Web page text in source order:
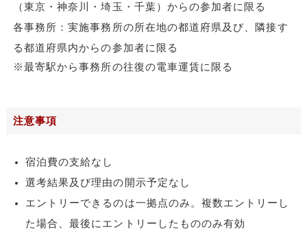
（東京・神奈川・埼玉・千葉）からの参加者に限る
各事務所：実施事務所の所在地の都道府県及び、隣接す
る都道府県内からの参加者に限る
※最寄駅から事務所の往復の電車運賃に限る
注意事項
宿泊費の支給なし
選考結果及び理由の開示予定なし
エントリーできるのは一拠点のみ。複数エントリーし
た場合、最後にエントリーしたもののみ有効